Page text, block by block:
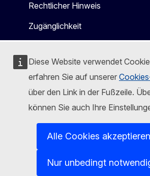
Diese Website verwendet
erfahren Sie auf unserer
über den Link in der Fußzeile.
können Sie auch Ihre
Alle Cookies akzeptieren
Nur unbedingt
Rechtlicher Hinweis
Zugänglichkeit